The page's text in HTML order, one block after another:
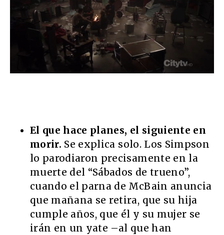
El que hace planes, el siguiente en
morir. Se explica solo. Los Simpson
lo parodiaron precisamente en la
muerte del “Sábados de trueno”,
cuando el parna de McBain anuncia
que mañana se retira, que su hija
cumple años, que él y su mujer se
irán en un yate –al que han